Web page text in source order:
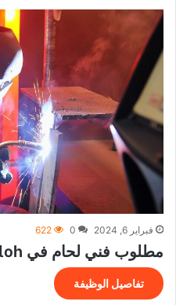
فبراير 6, 2024 0
622
مطلوب فني لحام في Gütersloh
تفاصيل الوظيفة